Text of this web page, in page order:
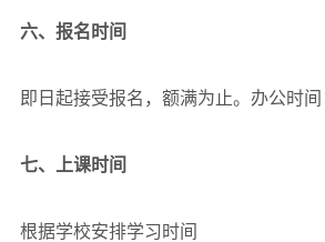
六、报名时间
即日起接受报名，额满为止。办公时间
七、上课时间
根据学校安排学习时间